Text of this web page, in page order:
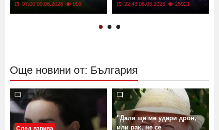
07:00 09.08.2026 993 22:43 08.08.2026 25921
Още новини от: България
След взрива
"Дали ще ме удари дрон,
или рак, не се